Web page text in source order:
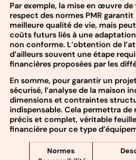
Par exemple, la mise en œuvre
respect des normes PMR
meilleure qualité de vie, mais
coûts futurs liés à une
non conforme. L’obtention de
d’ailleurs souvent une étape
financières proposées par les
En somme, pour garantir un
sécurisé, l’analyse de la maison
dimensions et contraintes
indispensable. Cela permettra de
précis et complet, véritable
financière pour ce type
Normes